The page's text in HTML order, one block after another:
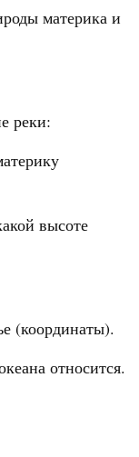
материка и
реки:
высоте
(координаты).
относится.